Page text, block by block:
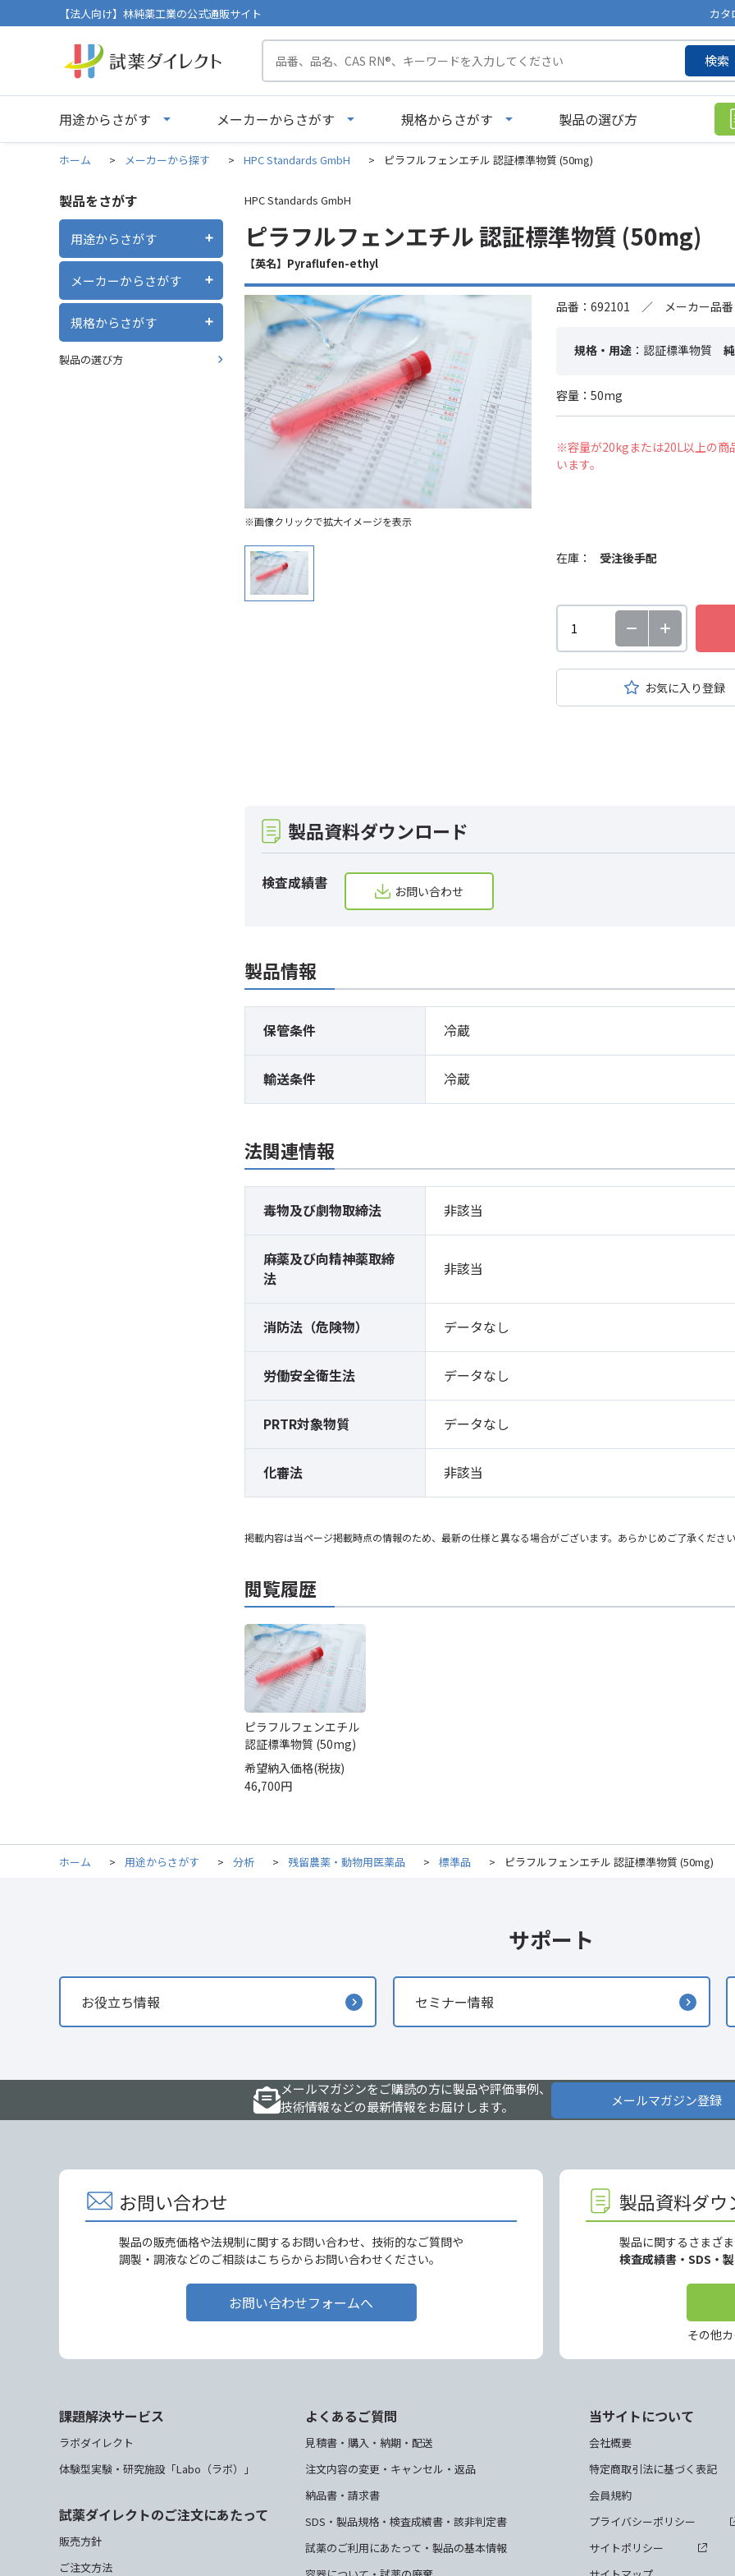
【法人向け】林純薬工業の公式通販サイト カタ
検索
用途からさがす メーカーからさがす 規格からさがす 製品の選び方
ホーム > メーカーから探す > HPC Standards GmbH > ピラフルフェンエチル 認証標準物質 (50mg)
製品をさがす
用途からさがす
メーカーからさがす
規格からさがす
製品の選び方
HPC Standards GmbH
ピラフルフェンエチル 認証標準物質 (50mg)
【英名】Pyraflufen-ethyl
※画像クリックで拡大イメージを表示
品番：692101 ／ メーカー品番
規格・用途 ：認証標準物質
容量：50mg
※容量が20kgまたは20L以上の商
います。
在庫： 受注後手配
お気に入り登録
製品資料ダウンロード
検査成績書 お問い合わせ
製品情報
保管条件 冷蔵
輸送条件 冷蔵
法関連情報
毒物及び劇物取締法 非該当
麻薬及び向精神薬取締
法
非該当
消防法（危険物） データなし
労働安全衛生法 データなし
PRTR対象物質 データなし
化審法 非該当
掲載内容は当ページ掲載時点の情報のため、最新の仕様と異なる場合がございます。あらかじめご了承くださ
閲覧履歴
ピラフルフェンエチル
認証標準物質 (50mg)
希望納入価格(税抜)
46,700円
ホーム > 用途からさがす > 分析 > 残留農薬・動物用医薬品 > 標準品 > ピラフルフェンエチル 認証標準物質 (50mg)
サポート
お役立ち情報 セミナー情報
メールマガジンをご購読の方に製品や評価事例、
技術情報などの最新情報をお届けします。
メールマガジン登録
お問い合わせ
製品の販売価格や法規制に関するお問い合わせ、技術的なご質問や
調製・調液などのご相談はこちらからお問い合わせください。
お問い合わせフォームへ
製品資料ダウ
製品に関するさまざ
検査成績書・SDS・
その他
課題解決サービス
ラボダイレクト
体験型実験・研究施設「Labo（ラボ）」
試薬ダイレクトのご注文にあたって
販売方針
ご注文方法
よくあるご質問
見積書・購入・納期・配送
注文内容の変更・キャンセル・返品
納品書・請求書
SDS・製品規格・検査成績書・該非判定書
試薬のご利用にあたって・製品の基本情報
当サイトについて
会社概要
特定商取引法に基づく表記
会員規約
プライバシーポリシー
サイトポリシー